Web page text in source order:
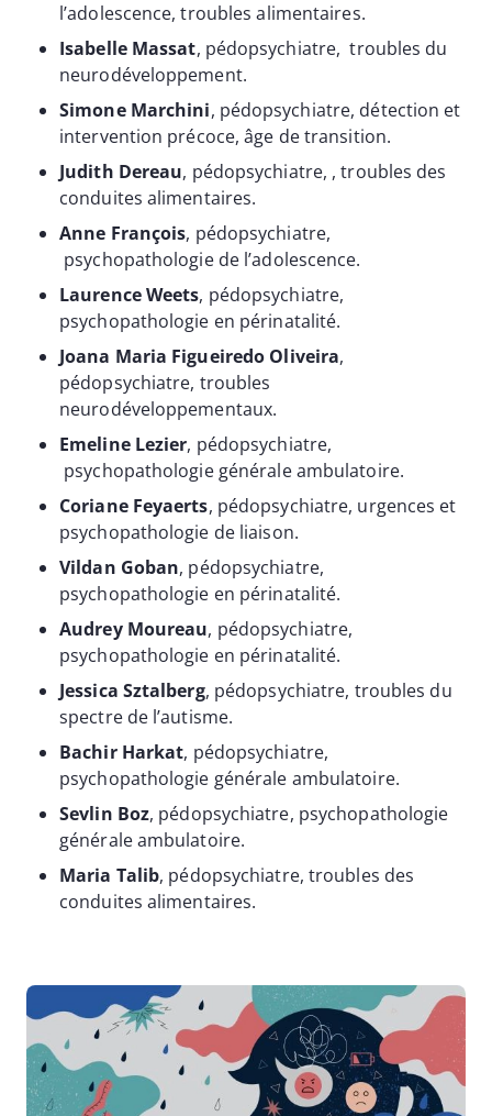
l’adolescence, troubles alimentaires.
Isabelle Massat, pédopsychiatre, troubles du
neurodéveloppement.
Simone Marchini, pédopsychiatre, détection et
intervention précoce, âge de transition.
Judith Dereau, pédopsychiatre, , troubles des
conduites alimentaires.
Anne François, pédopsychiatre,
psychopathologie de l’adolescence.
Laurence Weets, pédopsychiatre,
psychopathologie en périnatalité.
Joana Maria Figueiredo Oliveira,
pédopsychiatre, troubles
neurodéveloppementaux.
Emeline Lezier, pédopsychiatre,
psychopathologie générale ambulatoire.
Coriane Feyaerts, pédopsychiatre, urgences et
psychopathologie de liaison.
Vildan Goban, pédopsychiatre,
psychopathologie en périnatalité.
Audrey Moureau, pédopsychiatre,
psychopathologie en périnatalité.
Jessica Sztalberg, pédopsychiatre, troubles du
spectre de l’autisme.
Bachir Harkat, pédopsychiatre,
psychopathologie générale ambulatoire.
Sevlin Boz, pédopsychiatre, psychopathologie
générale ambulatoire.
Maria Talib, pédopsychiatre, troubles des
conduites alimentaires.
Image